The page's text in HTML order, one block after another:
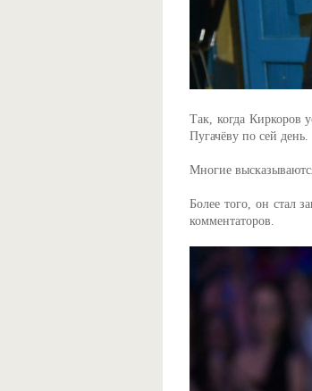
Так, когда Киркоров
Пугачёву по сей день.
Многие
Более того, он стал
комментаторов.